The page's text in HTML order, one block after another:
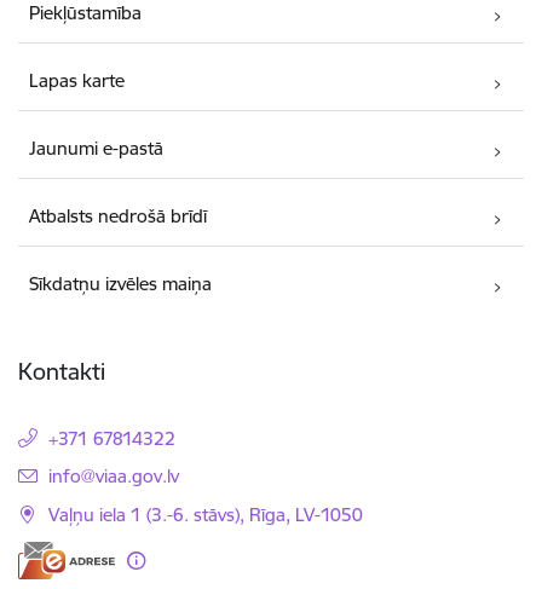
Piekļūstamība
Lapas karte
Jaunumi e-pastā
Atbalsts nedrošā brīdī
Sīkdatņu izvēles maiņa
Kontakti
+371 67814322
E-pasts:
info@viaa.gov.lv
Vaļņu iela 1 (3.-6. stāvs), Rīga, LV-1050